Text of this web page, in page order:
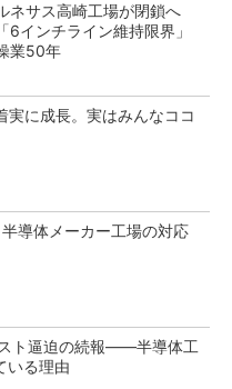
ネサス高崎工場が閉鎖へ
「6インチライン維持限界」
業50年
実に成長。実はみんなココ
導体メーカー工場の対応
ト逼迫の続報――半導体工
いる理由